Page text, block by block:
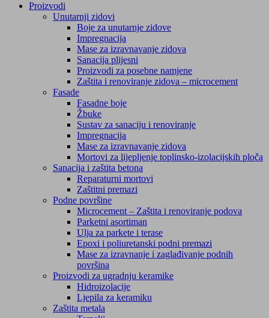
Proizvodi
Unutarnji zidovi
Boje za unutarnje zidove
Impregnacija
Mase za izravnavanje zidova
Sanacija plijesni
Proizvodi za posebne namjene
Zaštita i renoviranje zidova – microcement
Fasade
Fasadne boje
Žbuke
Sustav za sanaciju i renoviranje
Impregnacija
Mase za izravnavanje zidova
Mortovi za lijepljenje toplinsko-izolacijskih ploča
Sanacija i zaštita betona
Reparaturni mortovi
Zaštitni premazi
Podne površine
Microcement – Zaštita i renoviranje podova
Parketni asortiman
Ulja za parkete i terase
Epoxi i poliuretanski podni premazi
Mase za izravnanje i zaglađivanje podnih
površina
Proizvodi za ugradnju keramike
Hidroizolacije
Ljepila za keramiku
Zaštita metala